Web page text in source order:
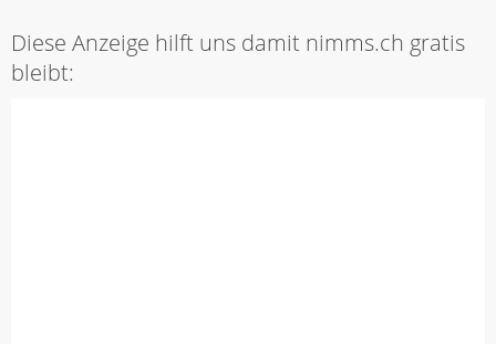
Diese Anzeige hilft uns damit nimms.ch gratis
bleibt: